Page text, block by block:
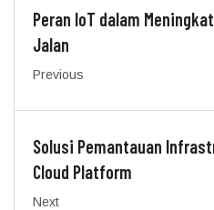
Peran IoT dalam
Jalan
Previous
Solusi Pemantauan
Cloud Platform
Next